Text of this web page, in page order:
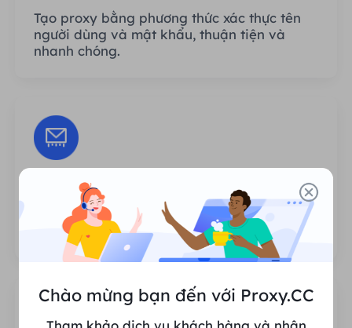
Tạo proxy bằng phương thức xác thực tên
người dùng và mật khẩu, thuận tiện và
nhanh chóng.
Phiên không giới hạn
Không có giới hạn về số lần sử dụng hoặc
tần suất gọi proxy.
Chào mừng bạn đến với Proxy.CC